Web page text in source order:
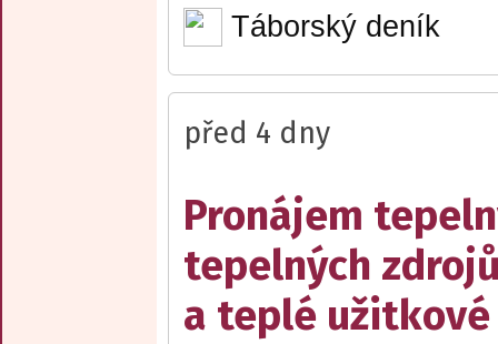
Táborský deník
před 4 dny
Pronájem
tepelných
a teplé užitkové